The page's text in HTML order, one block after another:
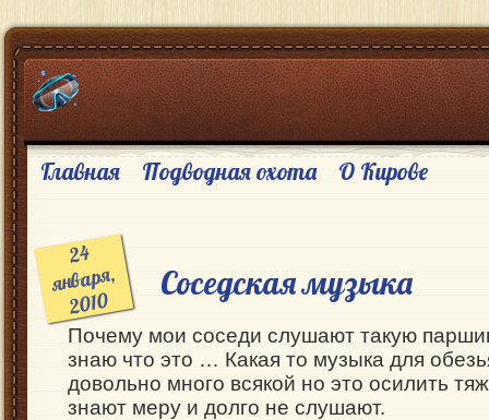
Главная Подводная охота О Кирове
24
января,
2010
Соседская музыка
Почему мои соседи слушают такую
знаю что это … Какая то музыка для
довольно много всякой но это осилить
знают меру и долго не слушают.